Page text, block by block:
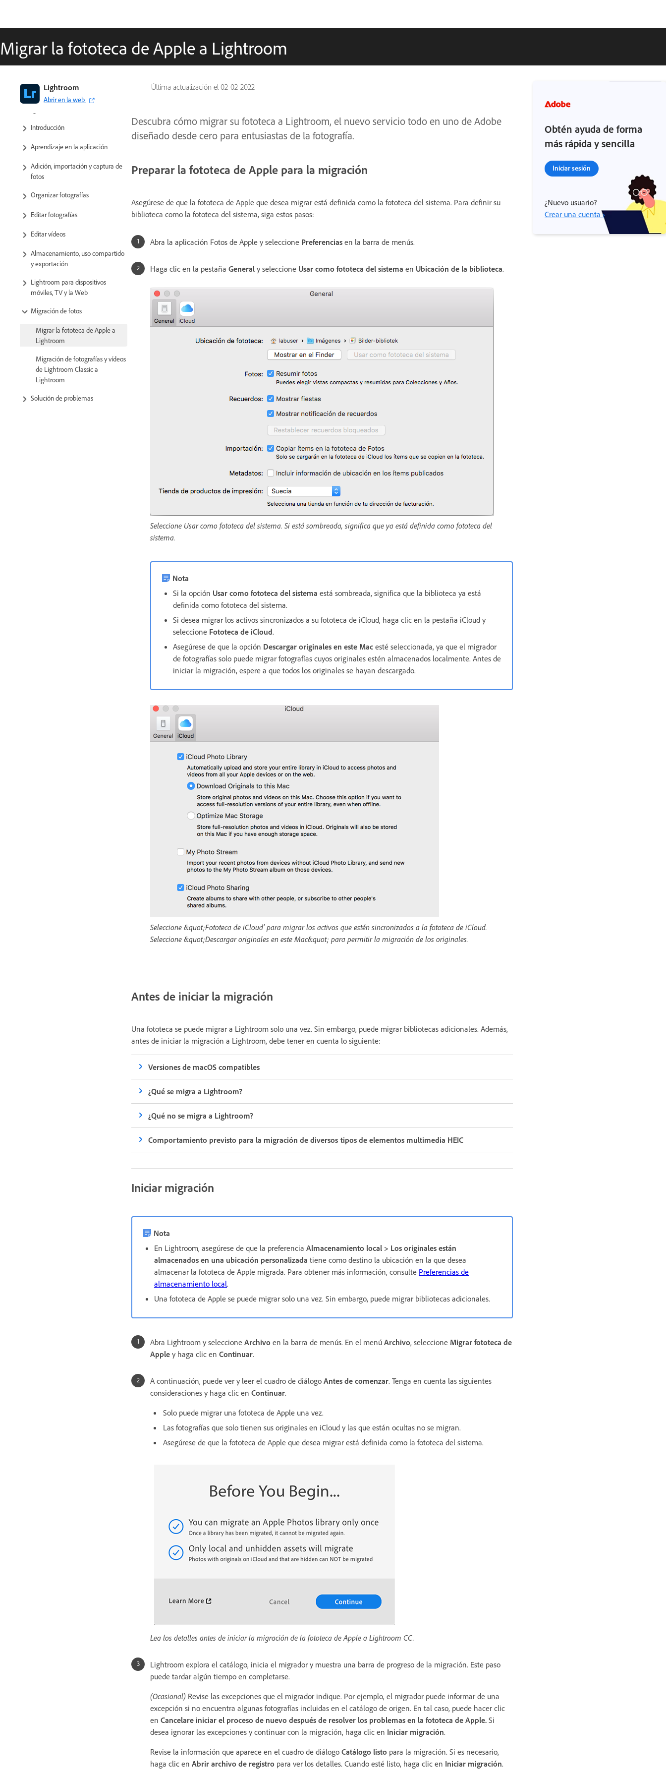
Migrar la fototeca de Apple a Lightroom
Última actualización el 02-02-2022
Lightroom
Abrir en la web
Guía del usuario de Adobe
Introducción
Aprendizaje en la aplicación
Adición, importación y captura de
fotos
Organizar fotografías
Editar fotografías
Editar vídeos
Almacenamiento, uso compartido
y exportación
Lightroom para dispositivos
móviles, TV y la Web
Migración de fotos
Migrar la fototeca de Apple a
Lightroom
Migración de fotografías y vídeos
de Lightroom Classic a
Lightroom
Solución de problemas
Descubra cómo migrar su fototeca a Lightroom, el nuevo servicio todo en uno de Adobe
diseñado desde cero para entusiastas de la fotografía.
Preparar la fototeca de Apple para la migración
Asegúrese de que la fototeca de Apple que desea migrar está definida como la fototeca del sistema. Para definir su
biblioteca como la fototeca del sistema, siga estos pasos:
Abra la aplicación Fotos de Apple y seleccione Preferencias en la barra de menús.
Haga clic en la pestaña General y seleccione Usar como fototeca del sistema en Ubicación de la biblioteca.
Seleccione Usar como fototeca del sistema. Si está sombreada, significa que ya está definida como fototeca del
sistema.
Nota
Si la opción Usar como fototeca del sistema está sombreada, significa que la biblioteca ya está
definida como fototeca del sistema.
Si desea migrar los activos sincronizados a su fototeca de iCloud, haga clic en la pestaña iCloud y
seleccione Fototeca de iCloud.
Asegúrese de que la opción Descargar originales en este Mac esté seleccionada, ya que el migrador
de fotografías solo puede migrar fotografías cuyos originales estén almacenados localmente. Antes de
iniciar la migración, espere a que todos los originales se hayan descargado.
Seleccione &quot;Fototeca de iCloud' para migrar los activos que estén sincronizados a la fototeca de iCloud.
Seleccione &quot;Descargar originales en este Mac&quot; para permitir la migración de los originales.
Antes de iniciar la migración
Una fototeca se puede migrar a Lightroom solo una vez. Sin embargo, puede migrar bibliotecas adicionales. Además,
antes de iniciar la migración a Lightroom, debe tener en cuenta lo siguiente:
Versiones de macOS compatibles
¿Qué se migra a Lightroom?
¿Qué no se migra a Lightroom?
Comportamiento previsto para la migración de diversos tipos de elementos multimedia HEIC
Iniciar migración
Nota
En Lightroom, asegúrese de que la preferencia Almacenamiento local > Los originales están
almacenados en una ubicación personalizada tiene como destino la ubicación en la que desea
almacenar la fototeca de Apple migrada. Para obtener más información, consulte Preferencias de
almacenamiento local.
Una fototeca de Apple se puede migrar solo una vez. Sin embargo, puede migrar bibliotecas adicionales.
Abra Lightroom y seleccione Archivo en la barra de menús. En el menú Archivo, seleccione Migrar fototeca de
Apple y haga clic en Continuar.
A continuación, puede ver y leer el cuadro de diálogo Antes de comenzar. Tenga en cuenta las siguientes
consideraciones y haga clic en Continuar.
Solo puede migrar una fototeca de Apple una vez.
Las fotografías que solo tienen sus originales en iCloud y las que están ocultas no se migran.
Asegúrese de que la fototeca de Apple que desea migrar está definida como la fototeca del sistema.
Lea los detalles antes de iniciar la migración de la fototeca de Apple a Lightroom CC.
Lightroom explora el catálogo, inicia el migrador y muestra una barra de progreso de la migración. Este paso
puede tardar algún tiempo en completarse.
(Ocasional) Revise las excepciones que el migrador indique. Por ejemplo, el migrador puede informar de una
excepción si no encuentra algunas fotografías incluidas en el catálogo de origen. En tal caso, puede hacer clic
en Cancelare iniciar el proceso de nuevo después de resolver los problemas en la fototeca de Apple. Si
desea ignorar las excepciones y continuar con la migración, haga clic en Iniciar migración.
Revise la información que aparece en el cuadro de diálogo Catálogo listo para la migración. Si es necesario,
haga clic en Abrir archivo de registro para ver los detalles. Cuando esté listo, haga clic en Iniciar migración.
Obtén ayuda de forma
más rápida y sencilla
Iniciar sesión
¿Nuevo usuario?
Crear una cuenta ›